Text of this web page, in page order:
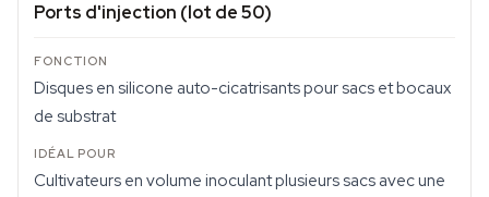
Ports d'injection (lot de 50)
Disques en silicone auto-cicatrisants pour sacs et bocaux
de substrat
Cultivateurs en volume inoculant plusieurs sacs avec une